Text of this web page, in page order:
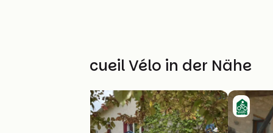
Weitere Accueil Vélo in der Nähe